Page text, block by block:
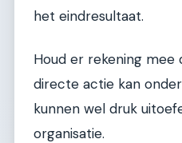
het eindresultaat.
Houd er rekening mee
directe actie kan
kunnen wel druk
organisatie.